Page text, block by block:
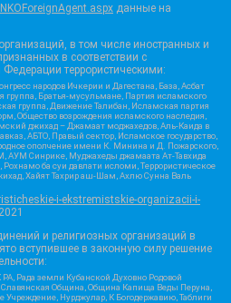
данные на
в том числе иностранных и
в соответствии с
террористическими:
народов Ичкерии и Дагестана, База, Асбат
группа, Братья-мусульмане, Партия исламского
группа, Движение Талибан, Исламская партия
Общество возрождения исламского наследия,
джихад – Джамаат моджахедов, Аль-Каида в
АБТО, Правый сектор, Исламское государство,
ополчение имени К. Минина и Д. Пожарского,
АУМ Синрике, Муджахеды джамаата Ат-Тавхида
ба суи давлати исломи, Террористическое
Хайят Тахрир аш-Шам, Ахлю Сунна Валь
i-ekstremistskie-organizacii-i-
и религиозных организаций в
вступившее в законную силу решение
Рада земли Кубанской Духовно Родовой
Славянская Община, Община Капища Веды Перуна,
Нурджулар, К Богодержавию, Таблиги